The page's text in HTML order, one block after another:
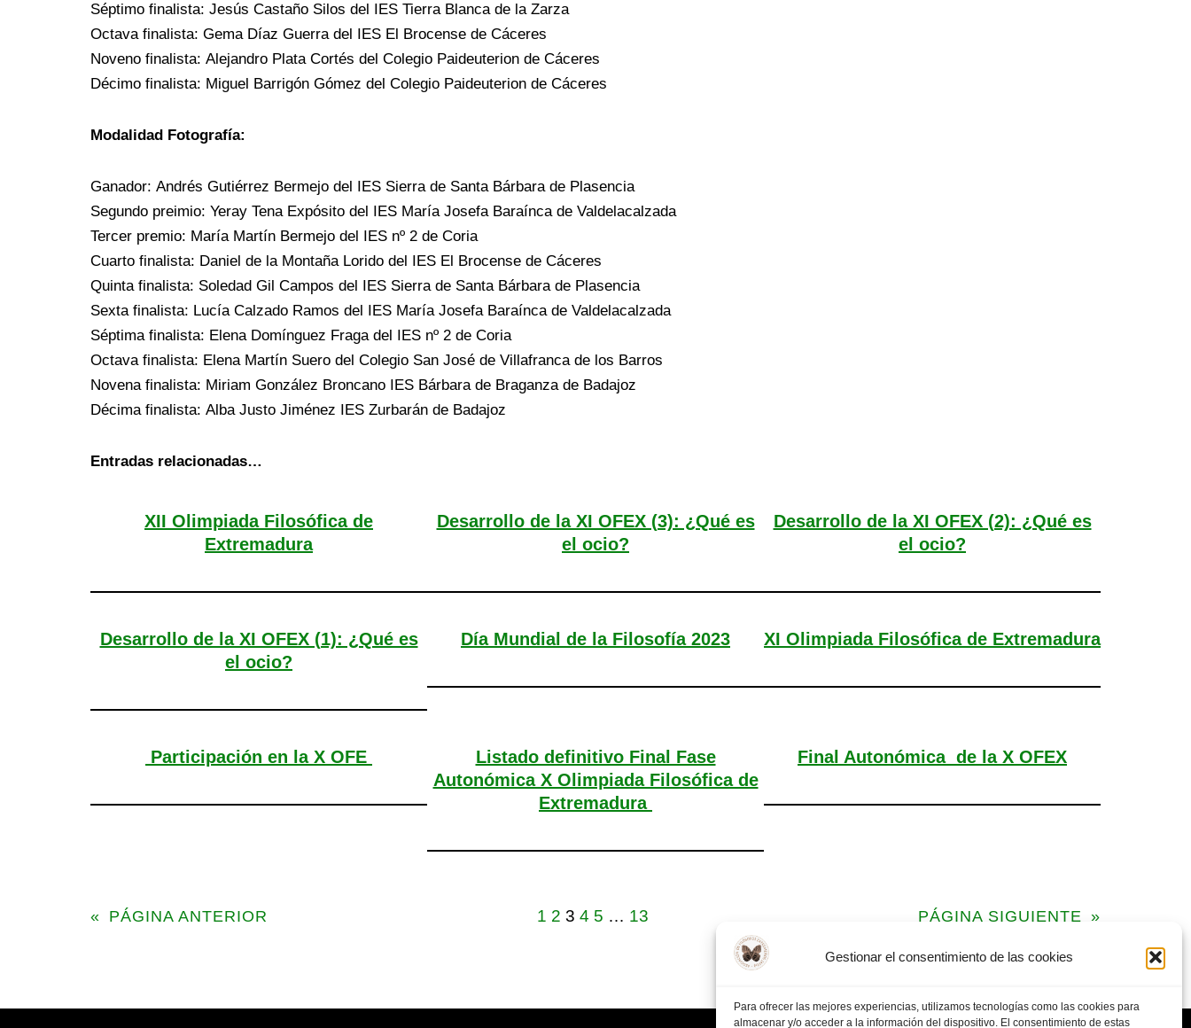
Gestionar el consentimiento de las cookies
Para ofrecer las mejores experiencias, utilizamos tecnologías como las cookies para
almacenar y/o acceder a la información del dispositivo. El consentimiento de estas
Séptimo finalista: Jesús Castaño Silos del IES Tierra Blanca de la Zarza
Octava finalista: Gema Díaz Guerra del IES El Brocense de Cáceres
Noveno finalista: Alejandro Plata Cortés del Colegio Paideuterion de Cáceres
Décimo finalista: Miguel Barrigón Gómez del Colegio Paideuterion de Cáceres
Modalidad Fotografía:
Ganador: Andrés Gutiérrez Bermejo del IES Sierra de Santa Bárbara de Plasencia
Segundo preimio: Yeray Tena Expósito del IES María Josefa Baraínca de Valdelacalzada
Tercer premio: María Martín Bermejo del IES nº 2 de Coria
Cuarto finalista: Daniel de la Montaña Lorido del IES El Brocense de Cáceres
Quinta finalista: Soledad Gil Campos del IES Sierra de Santa Bárbara de Plasencia
Sexta finalista: Lucía Calzado Ramos del IES María Josefa Baraínca de Valdelacalzada
Séptima finalista: Elena Domínguez Fraga del IES nº 2 de Coria
Octava finalista: Elena Martín Suero del Colegio San José de Villafranca de los Barros
Novena finalista: Miriam González Broncano IES Bárbara de Braganza de Badajoz
Décima finalista: Alba Justo Jiménez IES Zurbarán de Badajoz
Entradas relacionadas…
XII Olimpiada Filosófica de
Extremadura
Desarrollo de la XI OFEX (3): ¿Qué es
el ocio?
Desarrollo de la XI OFEX (2): ¿Qué es
el ocio?
Desarrollo de la XI OFEX (1): ¿Qué es
el ocio?
Día Mundial de la Filosofía 2023 XI Olimpiada Filosófica de Extremadura
Participación en la X OFE
Listado definitivo Final Fase
Autonómica X Olimpiada Filosófica de
Extremadura
Final Autonómica de la X OFEX
« PÁGINA ANTERIOR 1 2 3 4 5 … 13 PÁGINA SIGUIENTE »